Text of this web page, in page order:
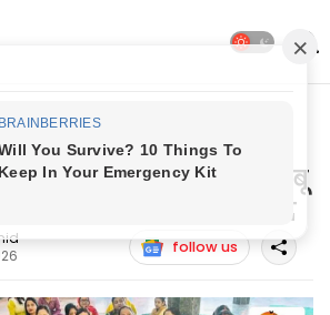
Jaunpur News: लायंस क्लब शाहगंज
के साथ बांटा प्रसाद
लायंस क्लब शाहगंज खुशबू
भजन के साथ बांटा प्रसाद
follow us